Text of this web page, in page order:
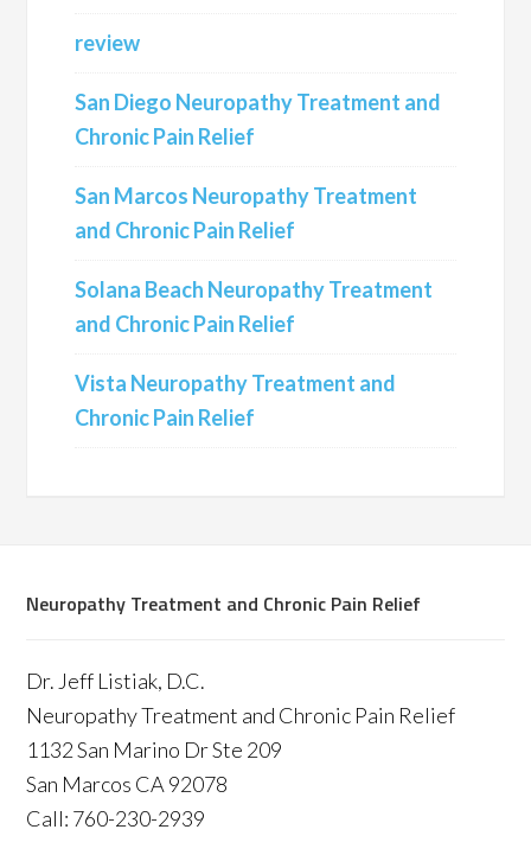
review
San Diego Neuropathy Treatment and
Chronic Pain Relief
San Marcos Neuropathy Treatment
and Chronic Pain Relief
Solana Beach Neuropathy Treatment
and Chronic Pain Relief
Vista Neuropathy Treatment and
Chronic Pain Relief
Neuropathy Treatment and Chronic Pain Relief
Dr. Jeff Listiak, D.C.
Neuropathy Treatment and Chronic Pain Relief
1132 San Marino Dr Ste 209
San Marcos CA 92078
Call: 760-230-2939